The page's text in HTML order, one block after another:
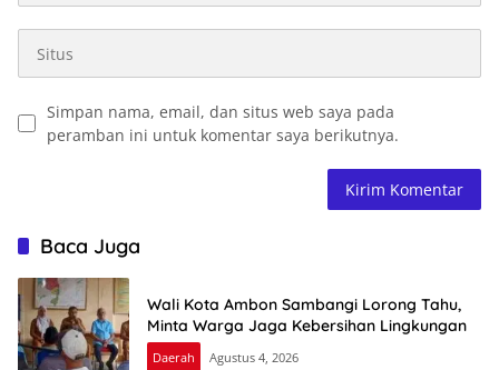
Simpan nama, email, dan situs web saya pada
peramban ini untuk komentar saya berikutnya.
Baca Juga
Wali Kota Ambon Sambangi Lorong Tahu,
Minta Warga Jaga Kebersihan Lingkungan
Daerah Agustus 4, 2026